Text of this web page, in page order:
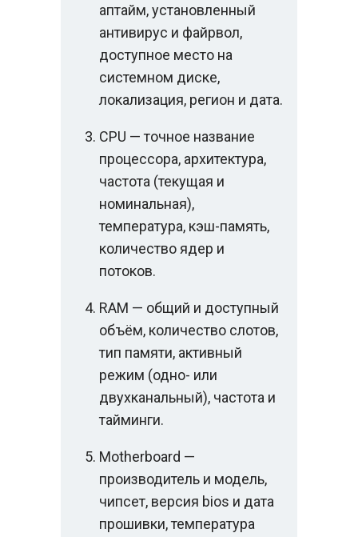
аптайм, установленный
антивирус и файрвол,
доступное место на
системном диске,
локализация, регион и дата.
CPU — точное название
процессора, архитектура,
частота (текущая и
номинальная),
температура, кэш-память,
количество ядер и
потоков.
RAM — общий и доступный
объём, количество слотов,
тип памяти, активный
режим (одно- или
двухканальный), частота и
тайминги.
Motherboard —
производитель и модель,
чипсет, версия bios и дата
прошивки, температура